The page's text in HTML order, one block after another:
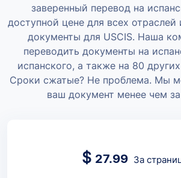
заверенный перевод на
доступной цене для всех отраслей
документы для USCIS. Наша
переводить документы на
испанского, а также на 80
Сроки сжатые? Не проблема. Мы
ваш документ менее чем
$ 27.99 За